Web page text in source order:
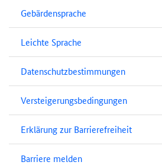
Gebärdensprache
Leichte Sprache
Datenschutzbestimmungen
Versteigerungsbedingungen
Erklärung zur Barrierefreiheit
Barriere melden